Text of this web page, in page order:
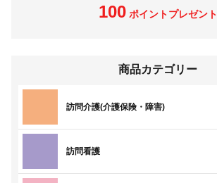
100ポイントプレゼント
商品カテゴリー
訪問介護(介護保険・障害)
訪問看護